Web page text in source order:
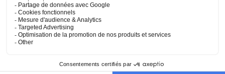
À travers ce projet, Trempo et Cinécréatis ont offert à leurs
étudiants une immersion concrète dans les réalités
professionnelles de la création audiovisuelle. Une
expérience formatrice qui rappelle combien la rencontre
de la narration cinématographique.